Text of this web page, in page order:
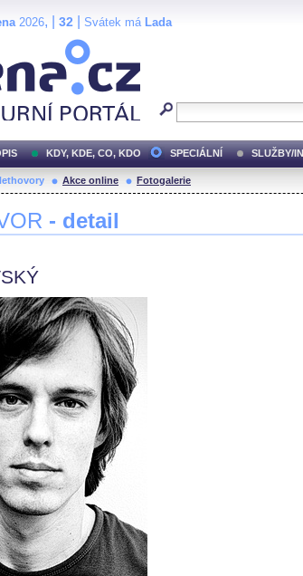
2026, | 32 Svátek má Lada
KDY, KDE, CO, KDO SPECIÁLNÍ SLUŽBY/
Akce online Fotogalerie
- detail